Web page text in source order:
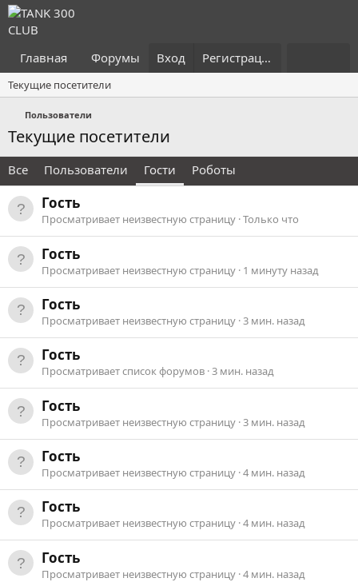
Главная Форумы Что нового?
Вход Регистрация
Текущие посетители
Пользователи
Текущие посетители
Все Пользователи Гости Роботы
Гость
Просматривает неизвестную страницу Только что
Гость
Просматривает неизвестную страницу 1 минуту назад
Гость
Просматривает неизвестную страницу 3 мин. назад
Гость
Просматривает список форумов 3 мин. назад
Гость
Просматривает неизвестную страницу 3 мин. назад
Гость
Просматривает неизвестную страницу 4 мин. назад
Гость
Просматривает неизвестную страницу 4 мин. назад
Гость
Просматривает неизвестную страницу 4 мин. назад